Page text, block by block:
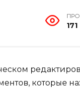
171
которые